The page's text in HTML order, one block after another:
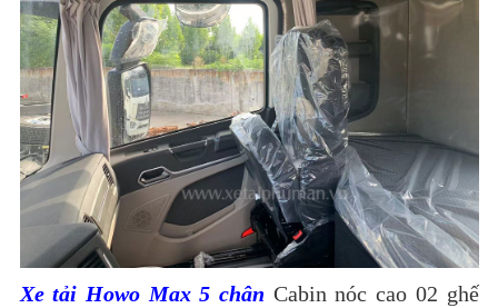
Xe tải Howo Max 5 chân Cabin nóc cao 02 ghế